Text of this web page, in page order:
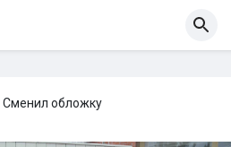
Сменил обложку